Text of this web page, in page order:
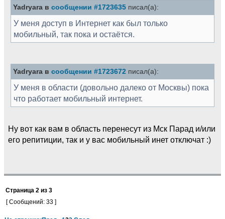
Yadryara в сообщении #1723635 писал(а):
У меня доступ в Интернет как был только
мобильный, так пока и остаётся.
Yadryara в сообщении #1723672 писал(а):
У меня в области (довольно далеко от Москвы) пока
что работает мобильный интернет.
Ну вот как вам в область перенесут из Мск Парад и/или
его репитиции, так и у вас мобильный инет отключат :)
Страница 2 из 3
[ Сообщений: 33 ]